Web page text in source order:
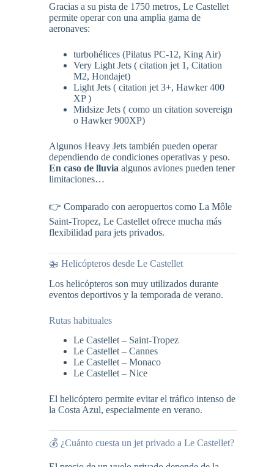
Gracias a su pista de 1750 metros, Le Castellet
permite operar con una amplia gama de
aeronaves:
turbohélices (Pilatus PC-12, King Air)
Very Light Jets ( citation jet 1, Citation
M2, Hondajet)
Light Jets ( citation jet 3+, Hawker 400
XP )
Midsize Jets ( como un citation sovereign
o Hawker 900XP)
Algunos Heavy Jets también pueden operar
dependiendo de condiciones operativas y peso.
En caso de lluvia algunos aviones pueden tener
limitaciones…
👉 Comparado con aeropuertos como La Môle
Saint-Tropez, Le Castellet ofrece mucha más
flexibilidad para jets privados.
🚁 Helicópteros desde Le Castellet
Los helicópteros son muy utilizados durante
eventos deportivos y la temporada de verano.
Rutas habituales
Le Castellet – Saint-Tropez
Le Castellet – Cannes
Le Castellet – Monaco
Le Castellet – Nice
El helicóptero permite evitar el tráfico intenso de
la Costa Azul, especialmente en verano.
💰 ¿Cuánto cuesta un jet privado a Le Castellet?